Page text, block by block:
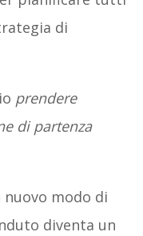
di
prendere
di partenza
nuovo modo di
diventa un